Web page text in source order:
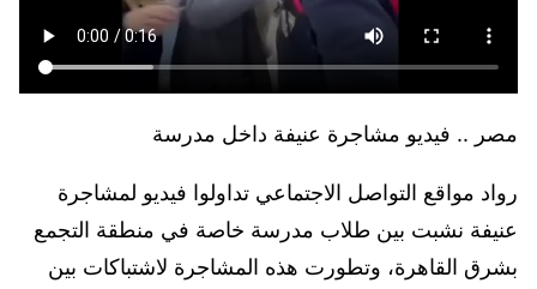
مصر .. فيديو مشاجرة عنيفة داخل مدرسة
رواد مواقع التواصل الاجتماعي تداولوا فيديو لمشاجرة
عنيفة نشبت بين طلاب مدرسة خاصة في منطقة التجمع
بشرق القاهرة، وتطورت هذه المشاجرة لاشتباكات بين